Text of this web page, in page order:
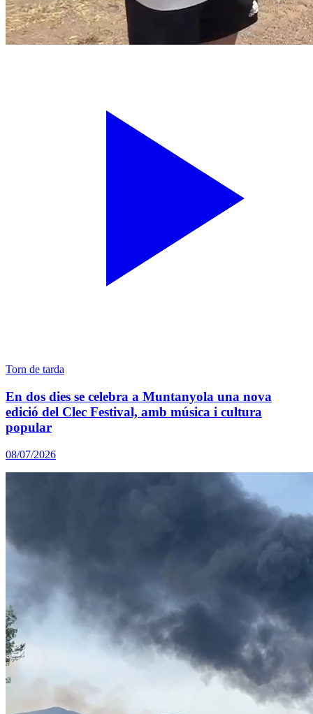
Torn de tarda
En dos dies se celebra a Muntanyola una nova
edició del Clec Festival, amb música i cultura
popular
08/07/2026